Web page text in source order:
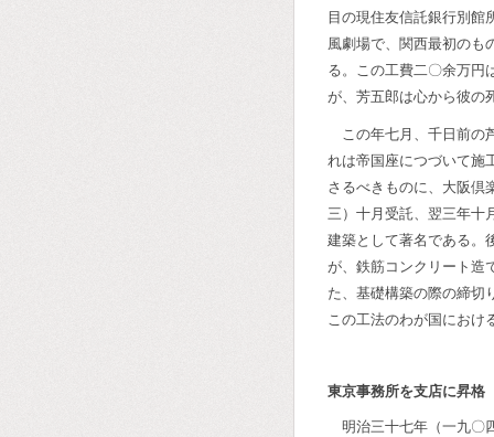
目の現住友信託銀行別館
風劇場で、関西最初のも
る。この工費二〇余万円
が、芳五郎は心から彼の
この年七月、千日前の
れは帝国座につづいて施
さるべきものに、大阪倶
三）十月受託、翌三年十
建築として著名である。
が、鉄筋コンクリート造
た、基礎構築の際の締切
この工法のわが国におけ
東京事務所を支店に昇格
明治三十七年（一九〇